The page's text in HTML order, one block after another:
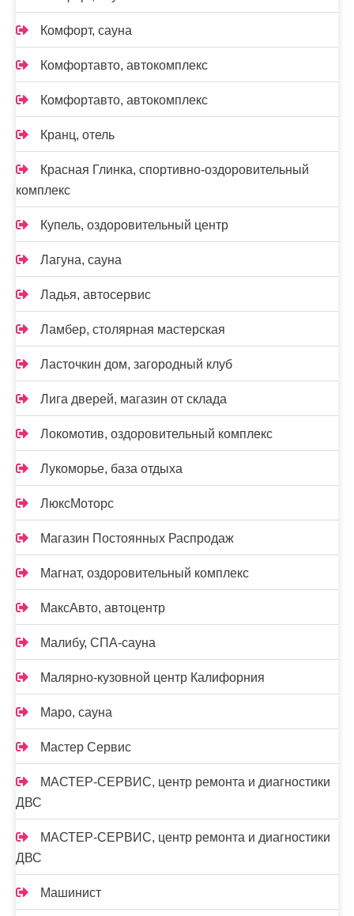
Комфорт, сауна
Комфортавто, автокомплекс
Комфортавто, автокомплекс
Кранц, отель
Красная Глинка, спортивно-оздоровительный
комплекс
Купель, оздоровительный центр
Лагуна, сауна
Ладья, автосервис
Ламбер, столярная мастерская
Ласточкин дом, загородный клуб
Лига дверей, магазин от склада
Локомотив, оздоровительный комплекс
Лукоморье, база отдыха
ЛюксМоторс
Магазин Постоянных Распродаж
Магнат, оздоровительный комплекс
МаксАвто, автоцентр
Малибу, СПА-сауна
Малярно-кузовной центр Калифорния
Маро, сауна
Мастер Сервис
МАСТЕР-СЕРВИС, центр ремонта и диагностики
ДВС
МАСТЕР-СЕРВИС, центр ремонта и диагностики
ДВС
Машинист